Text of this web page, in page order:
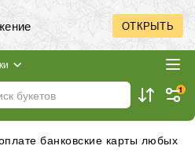
ОТКРЫТЬ
букетов 1
банковские карты любых